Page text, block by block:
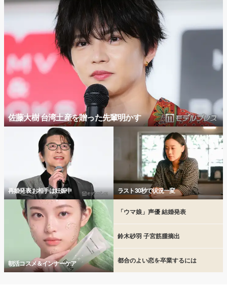
佐藤大樹 台湾土産を贈った先輩明かす
再婚発表 お相手は妊娠中 ラスト30秒で状況一変
朝活コスメ＆インナーケア
「ウマ娘」声優 結婚発表
鈴木砂羽 子宮筋腫摘出
都合のよい恋を卒業するには